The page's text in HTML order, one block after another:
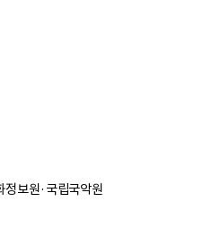
보원·국립국악원